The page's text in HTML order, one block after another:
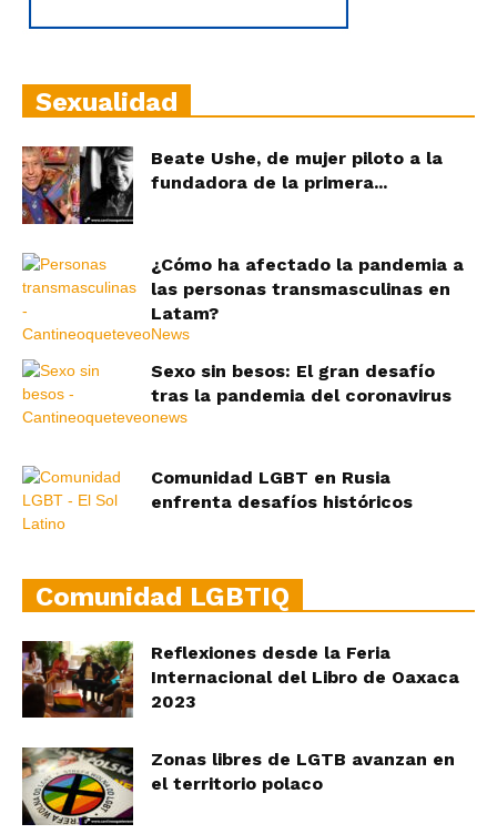
Sexualidad
Beate Ushe, de mujer piloto a la
fundadora de la primera...
¿Cómo ha afectado la pandemia a
las personas transmasculinas en
Latam?
Sexo sin besos: El gran desafío
tras la pandemia del coronavirus
Comunidad LGBT en Rusia
enfrenta desafíos históricos
Comunidad LGBTIQ
Reflexiones desde la Feria
Internacional del Libro de Oaxaca
2023
Zonas libres de LGTB avanzan en
el territorio polaco